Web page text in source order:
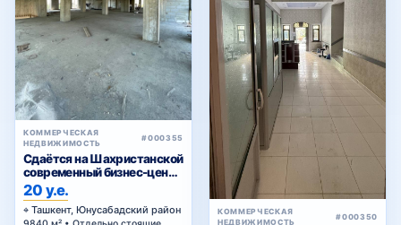
КОММЕРЧЕСКАЯ
НЕДВИЖИМОСТЬ
#000355
Сдаётся на Шахристанской
современный бизнес-центр
в аренду
20 у.е.
Ташкент, Юнусабадский район
9840 м² • Отдельно стоящие
КОММЕРЧЕСКАЯ
НЕДВИЖИМОСТЬ
#000350